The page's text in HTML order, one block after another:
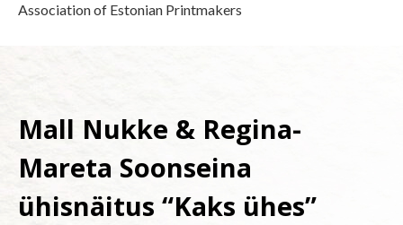
Association of Estonian Printmakers
Mall Nukke & Regina-
Mareta Soonseina
ühisnäitus “Kaks ühes”